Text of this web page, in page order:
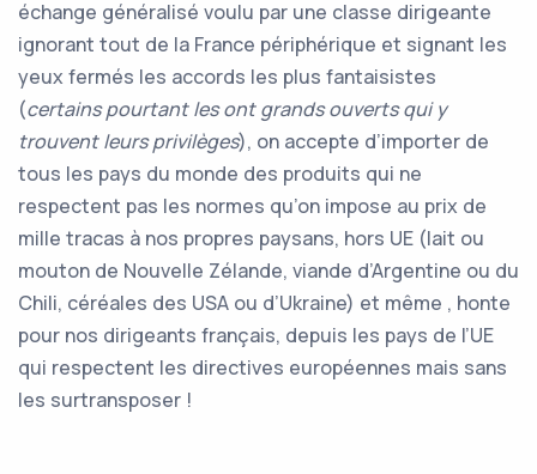
échange généralisé voulu par une classe dirigeante
ignorant tout de la France périphérique et signant les
yeux fermés les accords les plus fantaisistes
(certains pourtant les ont grands ouverts qui y
trouvent leurs privilèges), on accepte d’importer de
tous les pays du monde des produits qui ne
respectent pas les normes qu’on impose au prix de
mille tracas à nos propres paysans, hors UE (lait ou
mouton de Nouvelle Zélande, viande d’Argentine ou du
Chili, céréales des USA ou d’Ukraine) et même , honte
pour nos dirigeants français, depuis les pays de l’UE
qui respectent les directives européennes mais sans
les surtransposer !